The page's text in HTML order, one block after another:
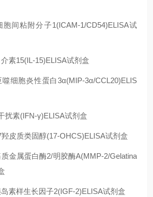
胞间粘附分子1(ICAM-1/CD54)ELISA试
素15(IL-15)ELISA试剂盒
噬细胞炎性蛋白3α(MIP-3α/CCL20)ELIS
扰素(IFN-γ)ELISA试剂盒
皮质类固醇(17-OHCS)ELISA试剂盒
金属蛋白酶2/明胶酶A(MMP-2/Gelatina
素样生长因子2(IGF-2)ELISA试剂盒